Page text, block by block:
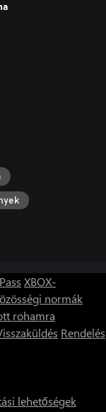
XBOX-
normák
rohamra
Rendelés
lehetőségek